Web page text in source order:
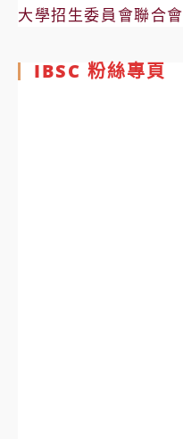
大學招生委員會聯合會
IBSC 粉絲專頁